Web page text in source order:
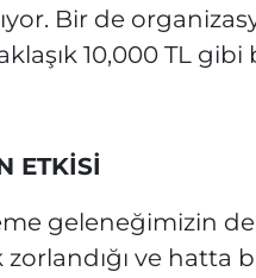
Bir de
10,000 TL gibi
ETKİSİ
geleneğimizin
ve hatta